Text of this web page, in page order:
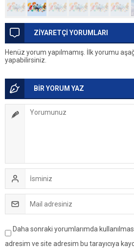
ZİYARETÇİ YORUMLARI
Henüz yorum yapılmamış. İlk yorumu
yapabilirsiniz.
BİR YORUM YAZ
Daha sonraki yorumlarımda
adresim ve site adresim bu tarayıcıya